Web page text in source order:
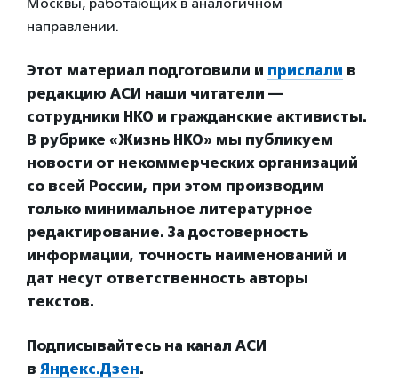
направлении.
Этот материал подготовили и прислали в
редакцию АСИ наши читатели —
сотрудники НКО и гражданские активисты.
В рубрике «Жизнь НКО» мы публикуем
новости от некоммерческих организаций
со всей России, при этом производим
только минимальное литературное
редактирование. За достоверность
информации, точность наименований и
дат несут ответственность авторы
текстов.
Подписывайтесь на канал АСИ
в Яндекс.Дзен.